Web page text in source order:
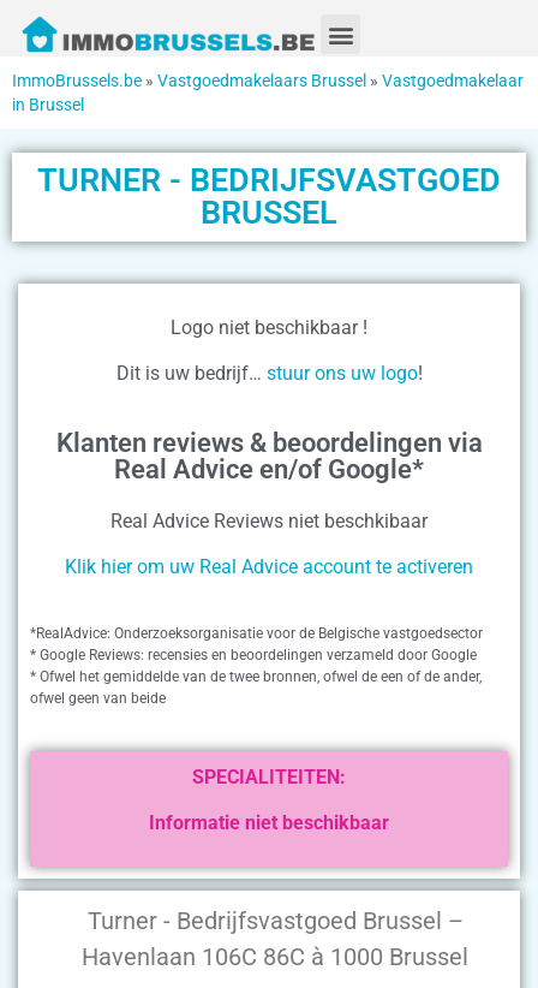
ImmoBrussels.be » Vastgoedmakelaars Brussel » Vastgoedmakelaar
in Brussel
TURNER - BEDRIJFSVASTGOED
BRUSSEL
Turner - Bedrijfsvastgoed Brussel –
Havenlaan 106C 86C à 1000 Brussel
Logo niet beschikbaar !
Dit is uw bedrijf… stuur ons uw logo!
Klanten reviews & beoordelingen via
Real Advice en/of Google*
Real Advice Reviews niet beschkibaar
Klik hier om uw Real Advice account te activeren
*RealAdvice: Onderzoeksorganisatie voor de Belgische vastgoedsector
* Google Reviews: recensies en beoordelingen verzameld door Google
* Ofwel het gemiddelde van de twee bronnen, ofwel de een of de ander,
ofwel geen van beide
SPECIALITEITEN:
Informatie niet beschikbaar